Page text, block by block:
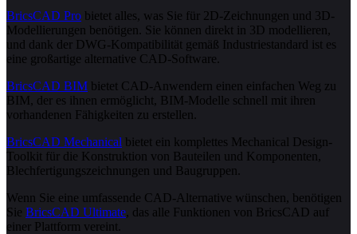
BricsCAD Pro bietet alles, was Sie für 2D-Zeichnungen und 3D-
Modellierungen benötigen. Sie können direkt in 3D modellieren,
und dank der DWG-Kompatibilität gemäß Industriestandard ist es
eine großartige alternative CAD-Software.
BricsCAD BIM bietet CAD-Anwendern einen einfachen Weg zu
BIM, der es ihnen ermöglicht, BIM-Modelle schnell mit ihren
vorhandenen Fähigkeiten zu erstellen.
BricsCAD Mechanical bietet ein komplettes Mechanical Design-
Toolkit für die Konstruktion von Bauteilen und Komponenten,
Blechfertigungszeichnungen und Baugruppen.
Wenn Sie eine umfassende CAD-Alternative wünschen, benötigen
Sie BricsCAD Ultimate, das alle Funktionen von BricsCAD auf
einer Plattform vereint.